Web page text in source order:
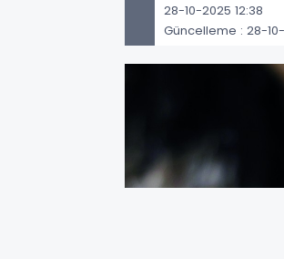
28-10-2025 12:38
Güncelleme : 28-10-